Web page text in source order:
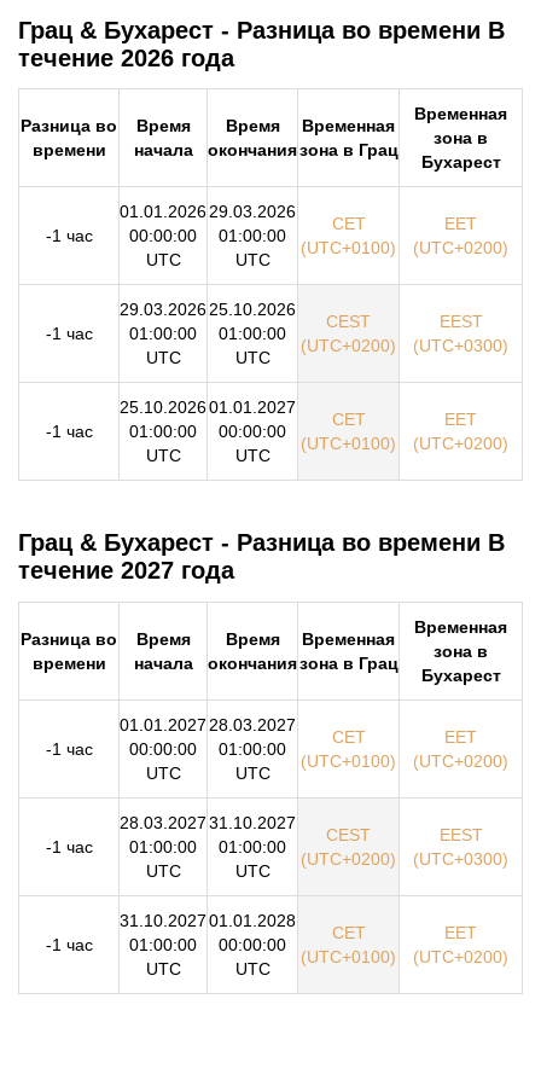
Грац & Бухарест - Разница во времени В
течение 2026 года
Разница во
времени
Время
начала
Время
окончания
Временная
зона в Грац
Временная
зона в
Бухарест
-1 час
01.01.2026
00:00:00
UTC
29.03.2026
01:00:00
UTC
CET
(UTC+0100)
EET
(UTC+0200)
-1 час
29.03.2026
01:00:00
UTC
25.10.2026
01:00:00
UTC
CEST
(UTC+0200)
EEST
(UTC+0300)
-1 час
25.10.2026
01:00:00
UTC
01.01.2027
00:00:00
UTC
CET
(UTC+0100)
EET
(UTC+0200)
Грац & Бухарест - Разница во времени В
течение 2027 года
Разница во
времени
Время
начала
Время
окончания
Временная
зона в Грац
Временная
зона в
Бухарест
-1 час
01.01.2027
00:00:00
UTC
28.03.2027
01:00:00
UTC
CET
(UTC+0100)
EET
(UTC+0200)
-1 час
28.03.2027
01:00:00
UTC
31.10.2027
01:00:00
UTC
CEST
(UTC+0200)
EEST
(UTC+0300)
-1 час
31.10.2027
01:00:00
UTC
01.01.2028
00:00:00
UTC
CET
(UTC+0100)
EET
(UTC+0200)